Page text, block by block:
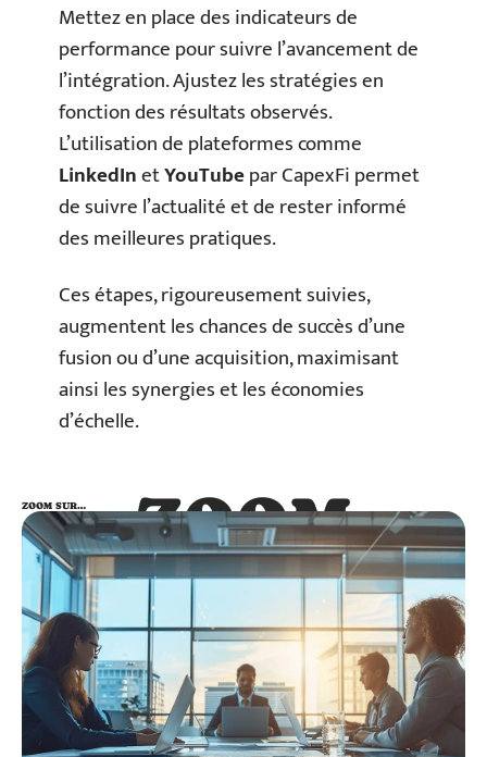
Mettez en place des indicateurs de
performance pour suivre l’avancement de
l’intégration. Ajustez les stratégies en
fonction des résultats observés.
L’utilisation de plateformes comme
LinkedInetYouTubepar CapexFi permet
de suivre l’actualité et de rester informé
des meilleures pratiques.
Ces étapes, rigoureusement suivies,
augmentent les chances de succès d’une
fusion ou d’une acquisition, maximisant
ainsi les synergies et les économies
d’échelle.
ZOOM
SUR…
ZOOM SUR…